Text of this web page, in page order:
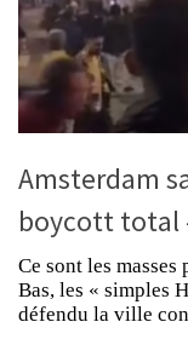
Amsterdam
boycott total
Ce sont les masses
Bas, les « simples
défendu la ville